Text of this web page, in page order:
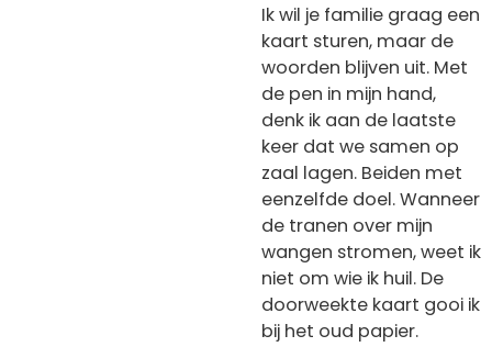
Ik wil je familie graag een
kaart sturen, maar de
woorden blijven uit. Met
de pen in mijn hand,
denk ik aan de laatste
keer dat we samen op
zaal lagen. Beiden met
eenzelfde doel. Wanneer
de tranen over mijn
wangen stromen, weet ik
niet om wie ik huil. De
doorweekte kaart gooi ik
bij het oud papier.